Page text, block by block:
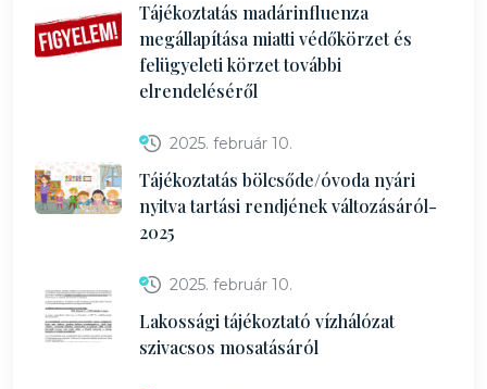
Tájékoztatás madárinfluenza
megállapítása miatti védőkörzet és
felügyeleti körzet további
elrendeléséről
2025. február 10.
Tájékoztatás bölcsőde/óvoda nyári
nyitva tartási rendjének változásáról-
2025
2025. február 10.
Lakossági tájékoztató vízhálózat
szivacsos mosatásáról